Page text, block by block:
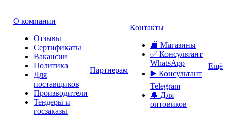
О компании
Отзывы
Сертификаты
Вакансии
Политика
Для
поставщиков
Производители
Тендеры и
госзаказы
Партнерам
Контакты
🏬 Магазины
✅️ Консультант
WhatsApp
▶️ Консультант
Telegram
🔔 Для
оптовиков
Ещё